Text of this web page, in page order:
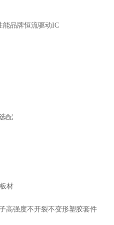
品牌恒流驱动IC
配
材
强度不开裂不变形塑胶套件